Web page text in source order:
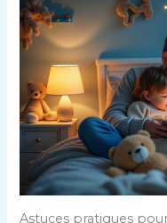
Astuces pratiques